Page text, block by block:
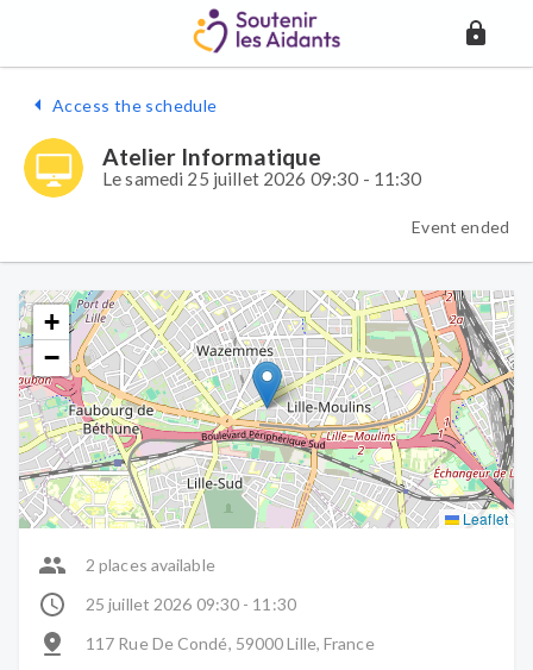
Access the schedule
Atelier Informatique
Le samedi 25 juillet 2026 09:30 - 11:30
Event ended
+
−
Leaflet
2 places available
25 juillet 2026 09:30 - 11:30
117 Rue De Condé, 59000 Lille, France